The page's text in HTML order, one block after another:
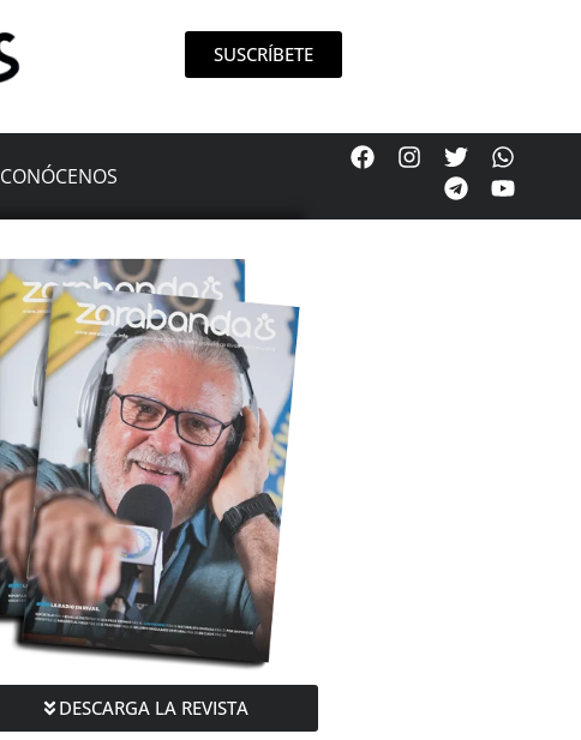
SUSCRÍBETE
CONÓCENOS
DESCARGA LA REVISTA